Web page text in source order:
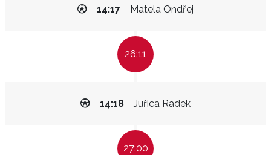
Matela Ondřej
14:17
26:11
Juřica Radek
14:18
27:00